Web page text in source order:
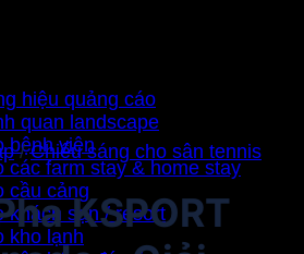
hiệu quảng cáo
quan landscape
bệnh viện
các farm stay & home stay
cầu cảng
khách sạn / resort
kho lạnh
/ Chiếu sáng cho sân tennis
KSPORT